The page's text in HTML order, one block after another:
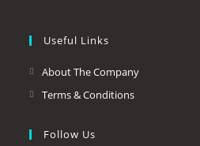
Useful Links
About The Company
Terms & Conditions
Follow Us